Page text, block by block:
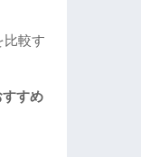
比較す
すめ